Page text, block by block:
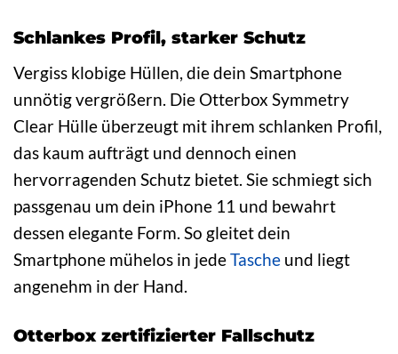
Schlankes Profil, starker Schutz
Vergiss klobige Hüllen, die dein Smartphone
unnötig vergrößern. Die Otterbox Symmetry
Clear Hülle überzeugt mit ihrem schlanken Profil,
das kaum aufträgt und dennoch einen
hervorragenden Schutz bietet. Sie schmiegt sich
passgenau um dein iPhone 11 und bewahrt
dessen elegante Form. So gleitet dein
Smartphone mühelos in jedeTasche und liegt
angenehm in der Hand.
Otterbox zertifizierter Fallschutz